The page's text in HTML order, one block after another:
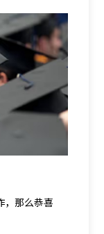
，那么恭喜